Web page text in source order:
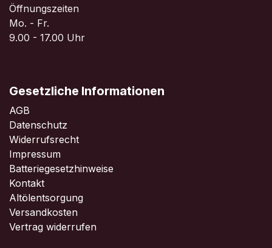
Öffnungszeiten
Mo. - Fr.
9.00 - 17.00 Uhr
Gesetzliche Informationen
AGB
Datenschutz
Widerrufsrecht
Impressum
Batteriegesetzhinweise
Kontakt
Altölentsorgung
Versandkosten
Vertrag widerrufen